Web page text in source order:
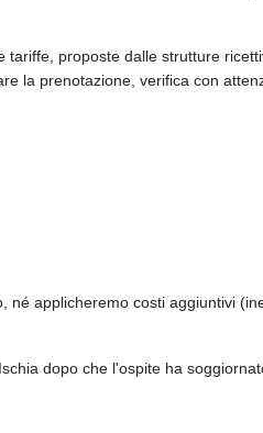
tariffe, proposte dalle strutture
la prenotazione, verifica con
applicheremo costi aggiuntivi
dopo che l'ospite ha